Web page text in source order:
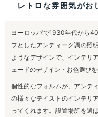
レトロな雰囲気がお
ヨーロッパで1930年代から
フとしたアンティーク調の照
ようなデザインで、インテリ
ェードのデザイン・お色選び
個性的なフォルムが、アンテ
の様々なテイストのインテリ
ってくれます。設置場所を選